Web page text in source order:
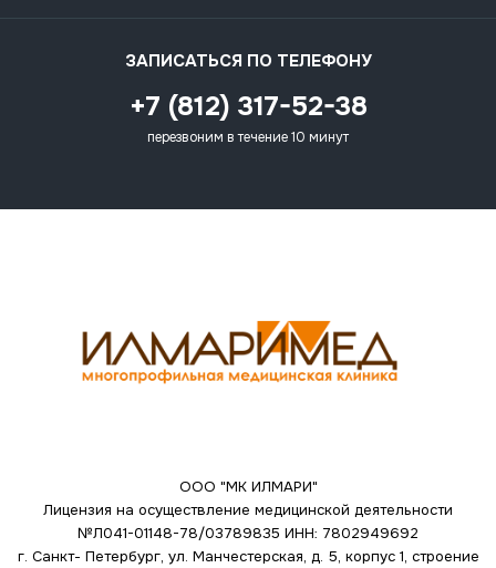
ЗАПИСАТЬСЯ ПО ТЕЛЕФОНУ
+7 (812) 317-52-38
перезвоним в течение 10 минут
ООО "МК ИЛМАРИ"
Лицензия на осуществление медицинской деятельности
№Л041-01148-78/03789835 ИНН: 7802949692
г. Санкт- Петербург, ул. Манчестерская, д. 5, корпус 1, строение